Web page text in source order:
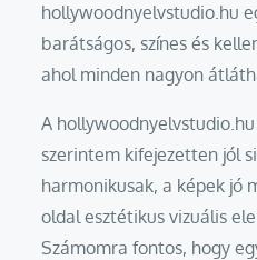
hollywoodnyelvstudio.hu
barátságos, színes és
ahol minden nagyon
A
szerintem kifejezetten jól
harmonikusak, a képek jó
oldal esztétikus vizuális
Számomra fontos, hogy